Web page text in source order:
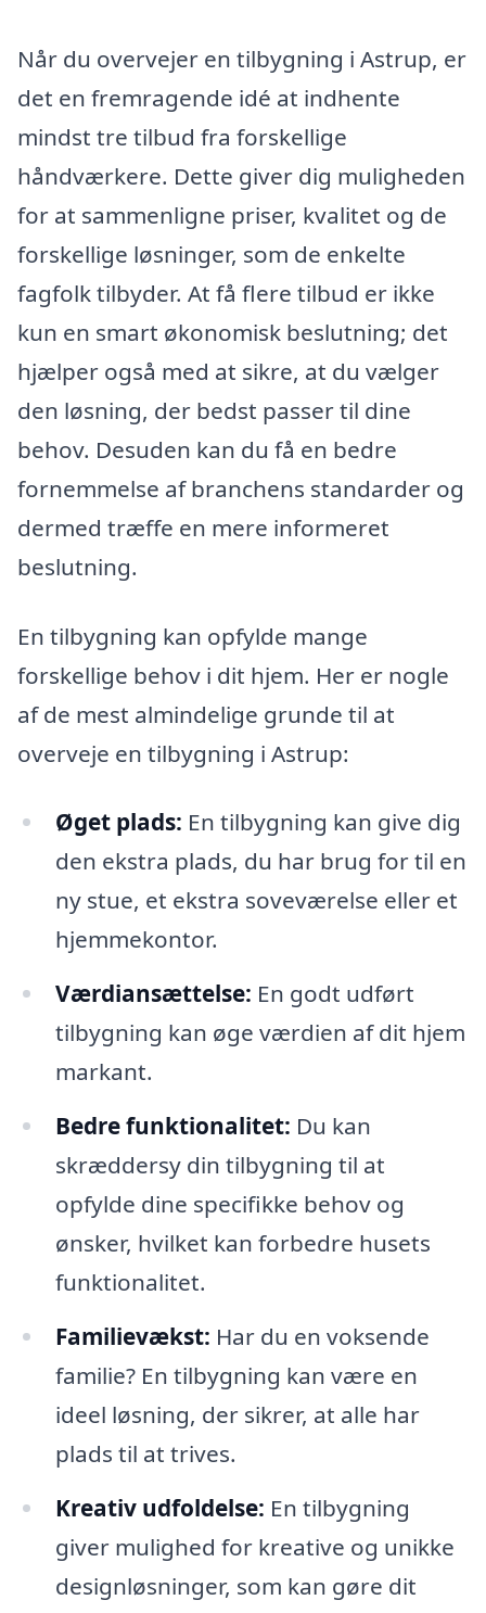
Når du overvejer en tilbygning i Astrup, er
det en fremragende idé at indhente
mindst tre tilbud fra forskellige
håndværkere. Dette giver dig muligheden
for at sammenligne priser, kvalitet og de
forskellige løsninger, som de enkelte
fagfolk tilbyder. At få flere tilbud er ikke
kun en smart økonomisk beslutning; det
hjælper også med at sikre, at du vælger
den løsning, der bedst passer til dine
behov. Desuden kan du få en bedre
fornemmelse af branchens standarder og
dermed træffe en mere informeret
beslutning.
En tilbygning kan opfylde mange
forskellige behov i dit hjem. Her er nogle
af de mest almindelige grunde til at
overveje en tilbygning i Astrup:
Øget plads: En tilbygning kan give dig
den ekstra plads, du har brug for til en
ny stue, et ekstra soveværelse eller et
hjemmekontor.
Værdiansættelse: En godt udført
tilbygning kan øge værdien af dit hjem
markant.
Bedre funktionalitet: Du kan
skræddersy din tilbygning til at
opfylde dine specifikke behov og
ønsker, hvilket kan forbedre husets
funktionalitet.
Familievækst: Har du en voksende
familie? En tilbygning kan være en
ideel løsning, der sikrer, at alle har
plads til at trives.
Kreativ udfoldelse: En tilbygning
giver mulighed for kreative og unikke
designløsninger, som kan gøre dit